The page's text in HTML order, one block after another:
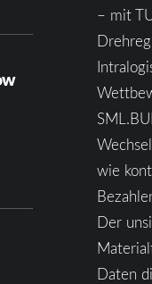
– mit
wie
Der
Daten